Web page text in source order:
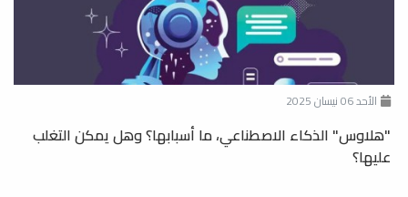
الأحد 06 نيسان 2025
"هلاوس" الذكاء الاصطناعي، ما أسبابها؟ وهل يمكن التغلب
عليها؟